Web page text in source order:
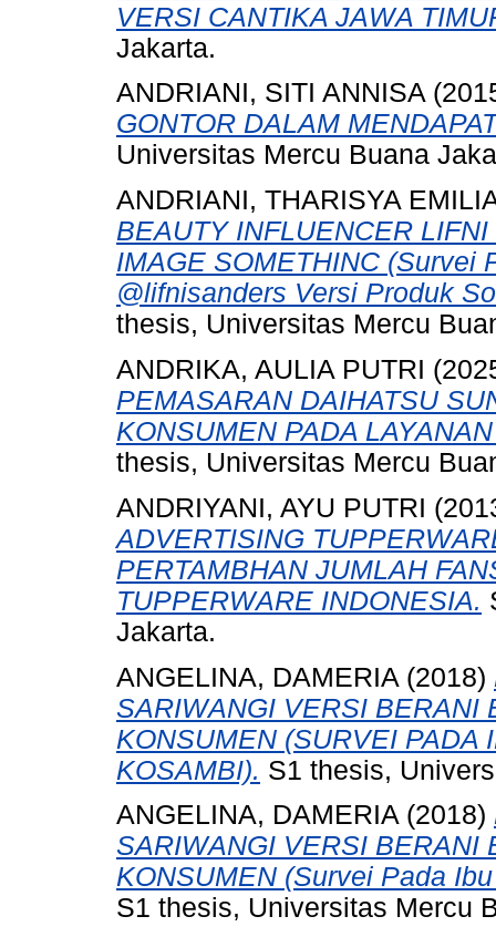
VERSI CANTIKA JAWA
Jakarta.
ANDRIANI, SITI ANNISA
GONTOR DALAM
Universitas Mercu Buana
ANDRIANI, THARISYA
BEAUTY INFLUENCER
IMAGE SOMETHINC (Survei
@lifnisanders Versi Produk
thesis, Universitas Mercu
ANDRIKA, AULIA PUTRI
PEMASARAN DAIHATSU
KONSUMEN PADA
thesis, Universitas Mercu
ANDRIYANI, AYU PUTRI
ADVERTISING
PERTAMBHAN JUMLAH
TUPPERWARE INDONESIA.
Jakarta.
ANGELINA, DAMERIA (2018)
SARIWANGI VERSI BERANI
KONSUMEN (SURVEI PADA
KOSAMBI). S1 thesis,
ANGELINA, DAMERIA(2018)
SARIWANGI VERSI BERANI
KONSUMEN (Survei Pada
S1 thesis, Universitas Mercu